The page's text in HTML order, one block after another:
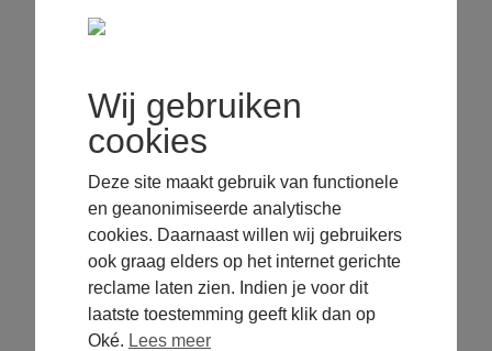
Wij gebruiken
cookies
Deze site maakt gebruik van functionele
en geanonimiseerde analytische
cookies. Daarnaast willen wij gebruikers
ook graag elders op het internet gerichte
reclame laten zien. Indien je voor dit
laatste toestemming geeft klik dan op
Oké. Lees meer
Expeditie Voorbereidingen & Skiën bij Raukleiv –
Slapen in de Sneeuw: Snowcave Bouwen en
Overnachting – #JN2024
Tocht met de Hondenslee – #JN2024
Avonturen
Jouw Noorderlicht
Fluitend door de fjorden